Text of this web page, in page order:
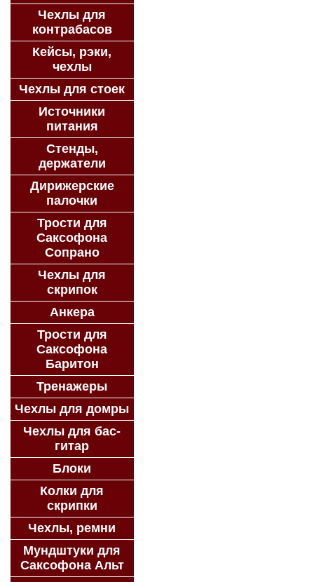
Чехлы для
контрабасов
Кейсы, рэки,
чехлы
Чехлы для стоек
Источники
питания
Стенды,
держатели
Дирижерские
палочки
Трости для
Саксофона
Сопрано
Чехлы для
скрипок
Анкера
Трости для
Саксофона
Баритон
Тренажеры
Чехлы для домры
Чехлы для бас-
гитар
Блоки
Колки для
скрипки
Чехлы, ремни
Мундштуки для
Саксофона Альт